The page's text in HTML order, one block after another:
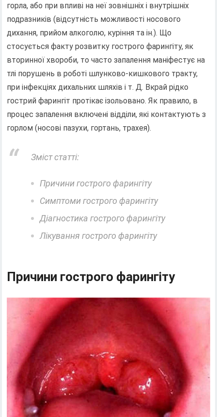
горла, або при впливі на неї зовнішніх і внутрішніх
подразників (відсутність можливості носового
дихання, прийом алкоголю, куріння та ін.). Що
стосується факту розвитку гострого фарингіту, як
вторинної хвороби, то часто запалення маніфестує на
тлі порушень в роботі шлунково-кишкового тракту,
при інфекціях дихальних шляхів і т. Д. Вкрай рідко
гострий фарингіт протікає ізольовано. Як правило, в
процес запалення включені відділи, які контактують з
горлом (носові пазухи, гортань, трахея).
Зміст статті:
Причини гострого фарингіту
Симптоми гострого фарингіту
Діагностика гострого фарингіту
Лікування гострого фарингіту
Причини гострого фарингіту